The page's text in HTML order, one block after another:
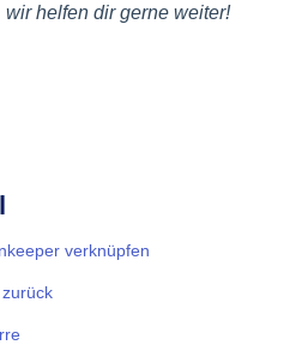
wir helfen dir gerne weiter!
verknüpfen